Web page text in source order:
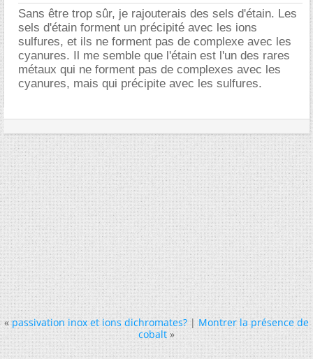
Sans être trop sûr, je rajouterais des sels d'étain. Les
sels d'étain forment un précipité avec les ions
sulfures, et ils ne forment pas de complexe avec les
cyanures. Il me semble que l'étain est l'un des rares
métaux qui ne forment pas de complexes avec les
cyanures, mais qui précipite avec les sulfures.
« passivation inox et ions dichromates?|Montrer la présence de
cobalt »